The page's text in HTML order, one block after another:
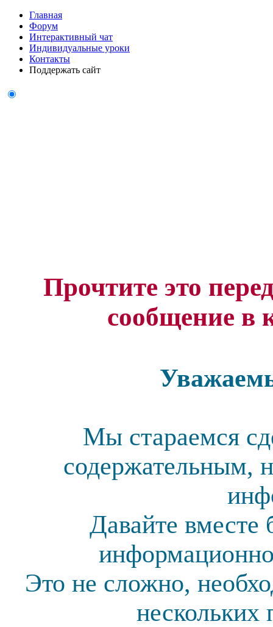
Главная
Форум
Интерактивный чат
Индивидуальные уроки
Контакты
Поддержать сайт
Прочтите это
сообщение в
Мы стараемся
содержательным,
Давайте вместе
Это не сложно,
нескольких